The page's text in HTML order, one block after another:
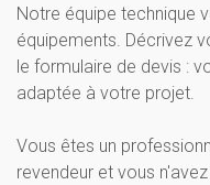
Notre équipe technique
équipements. Décrivez
le formulaire de devis :
adaptée à votre projet.
Vous êtes un
revendeur et vous